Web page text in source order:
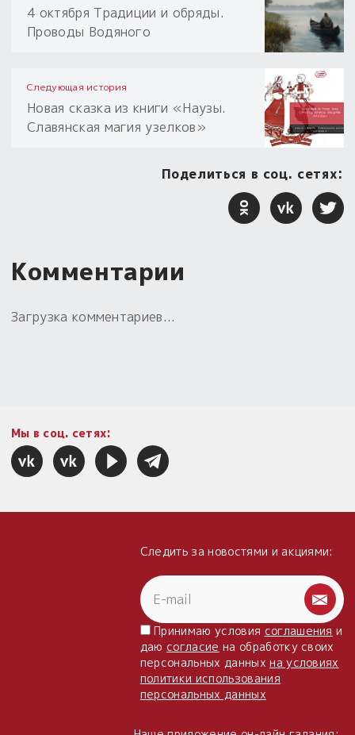
4 октября Традиции и обряды.
Проводы Водяного
Следующая история
Новая сказка из книги «Наузы.
Славянская магия узелков»
Поделиться в соц. сетях:
Комментарии
Загрузка комментариев...
Мы в соц. сетях:
Следить за новостями и акциями:
Принимаю условия соглашения и
даю согласие на обработку своих
персональных данныхна условиях
политики использования
персональных данных